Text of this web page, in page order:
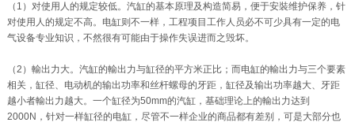
（1）对使用人的规定较低。汽缸的基本原理及构造简易，便于安裝维护保养，针
对使用人的规定不高。电缸则不一样，工程项目工作人员必不可少具有一定的电
气设备专业知识，不然很有可能由于操作失误进而之毁坏。
（2）輸出力大。汽缸的輸出力与缸径的平方米正比；而电缸的輸出力与三个要素
相关，缸径、电动机的输出功率和丝杆螺母的牙距，缸径及输出功率越大、牙距
越小者輸出力越大。一个缸径为50mm的汽缸，基础理论上的輸出力达到
2000N，针对一样缸径的电缸，尽管不一样企业的商品都有差别，可是大部分也